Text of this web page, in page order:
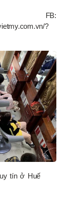
?
tín ở Huế